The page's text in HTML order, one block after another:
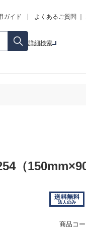
ガイド よくあるご質問
詳細検索
（
商品コ